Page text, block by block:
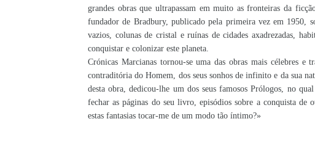
grandes obras que ultrapassam em muito as fronteiras da
fundador de Bradbury, publicado pela primeira vez em
vazios, colunas de cristal e ruínas de cidades axadrezadas,
conquistar e colonizar este planeta.
Crónicas Marcianas tornou-se uma das obras mais célebres e
contraditória do Homem, dos seus sonhos de infinito e da sua
desta obra, dedicou-lhe um dos seus famosos Prólogos, no
fechar as páginas do seu livro, episódios sobre a conquista
estas fantasias tocar-me de um modo tão íntimo?»